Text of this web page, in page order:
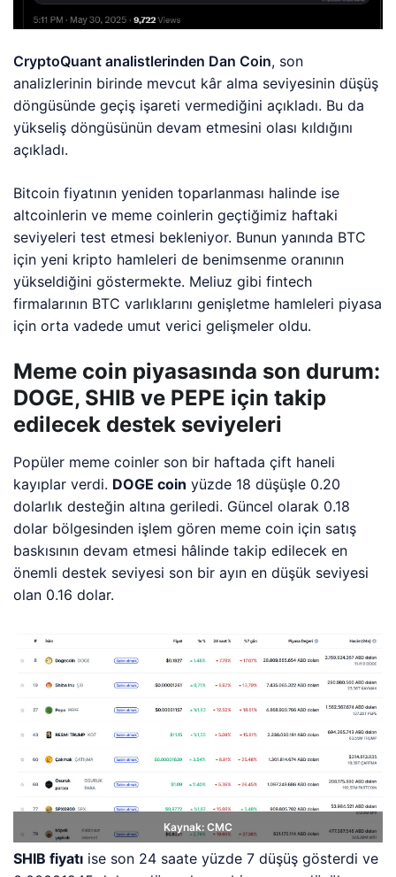
CryptoQuant analistlerinden Dan Coin, son
analizlerinin birinde mevcut kâr alma seviyesinin düşüş
döngüsünde geçiş işareti vermediğini açıkladı. Bu da
yükseliş döngüsünün devam etmesini olası kıldığını
açıkladı.
Bitcoin fiyatının yeniden toparlanması halinde ise
altcoinlerin ve meme coinlerin geçtiğimiz haftaki
seviyeleri test etmesi bekleniyor. Bunun yanında BTC
için yeni kripto hamleleri de benimsenme oranının
yükseldiğini göstermekte. Meliuz gibi fintech
firmalarının BTC varlıklarını genişletme hamleleri piyasa
için orta vadede umut verici gelişmeler oldu.
Meme coin piyasasında son durum:
DOGE, SHIB ve PEPE için takip
edilecek destek seviyeleri
Popüler meme coinler son bir haftada çift haneli
kayıplar verdi. DOGE coin yüzde 18 düşüşle 0.20
dolarlık desteğin altına geriledi. Güncel olarak 0.18
dolar bölgesinden işlem gören meme coin için satış
baskısının devam etmesi hâlinde takip edilecek en
önemli destek seviyesi son bir ayın en düşük seviyesi
olan 0.16 dolar.
Kaynak: CMC
SHIB fiyatı ise son 24 saate yüzde 7 düşüş gösterdi ve